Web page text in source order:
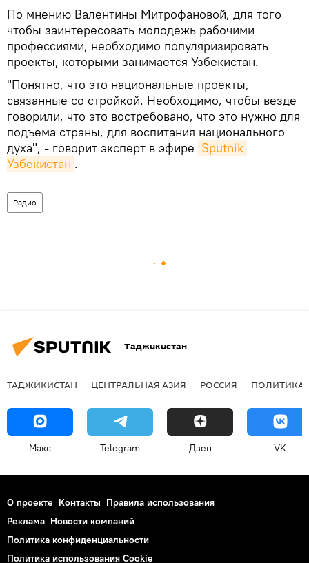
По мнению Валентины Митрофановой, для того
чтобы заинтересовать молодежь рабочими
профессиями, необходимо популяризировать
проекты, которыми занимается Узбекистан.
"Понятно, что это национальные проекты,
связанные со стройкой. Необходимо, чтобы везде
говорили, что это востребовано, что это нужно для
подъема страны, для воспитания национального
духа", - говорит эксперт в эфире Sputnik
Узбекистан .
Радио
Таджикистан
ТАДЖИКИСТАН ЦЕНТРАЛЬНАЯ АЗИЯ РОССИЯ ПОЛИТИКА
Макс Telegram Дзен VK
О проекте Контакты Правила использования
Реклама Новости компаний
Политика конфиденциальности
Политика использования Cookie